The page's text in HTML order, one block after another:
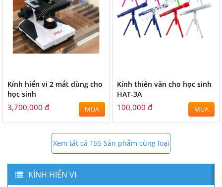
Kính hiển vi 2 mắt dùng cho
học sinh
3,700,000 đ MUA
Kính thiên văn cho học sinh
HAT-3A
100,000 đ MUA
Xem tất cả 155 Sản phẩm cùng loại
KÍNH HIỂN VI